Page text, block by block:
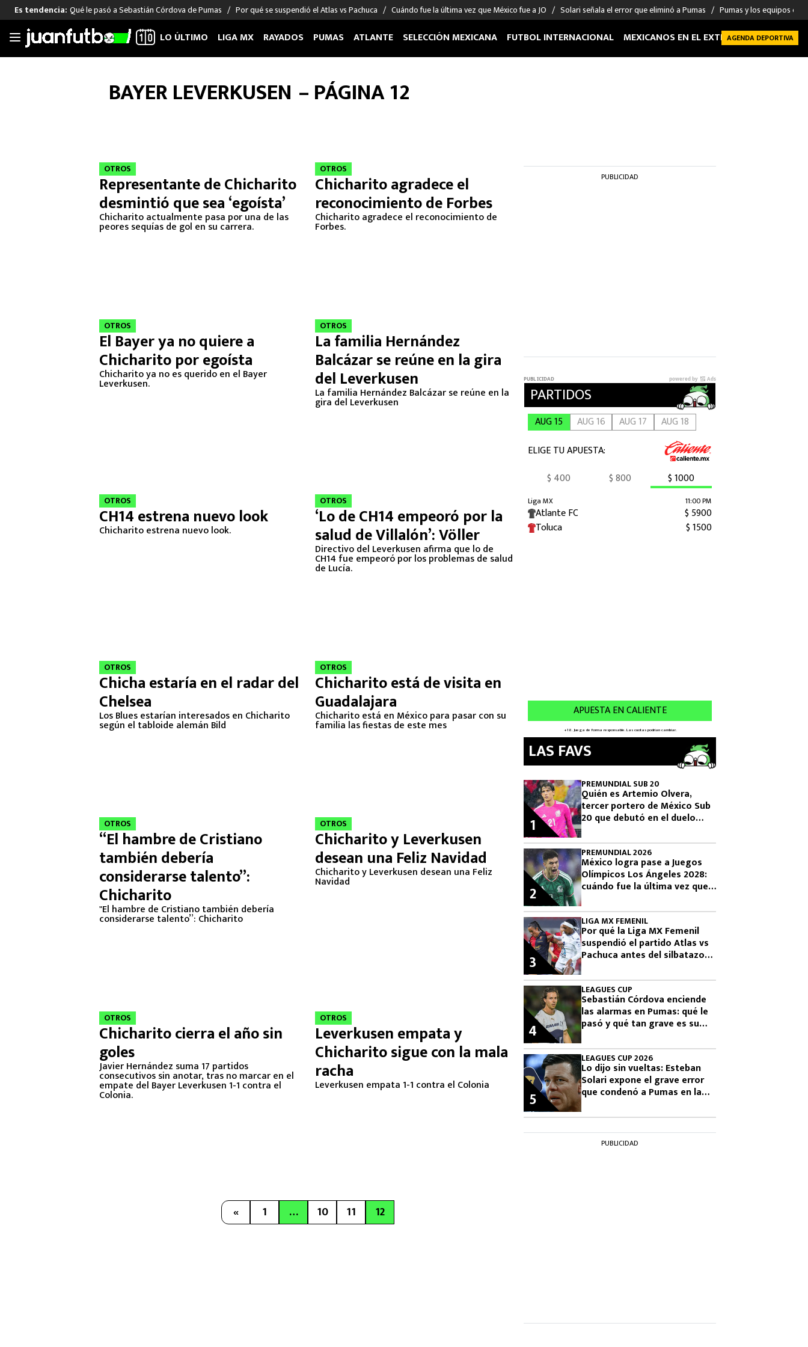
Saltar
Es tendencia: Qué le pasó a Sebastián Córdova de Pumas Por qué se suspendió el Atlas vs Pachuca Cuándo fue la última vez que México fue a JO Solari señala el error que eliminó a Pumas Pumas y los equipos
Chivas de Guadalajara
Liga MX Femenil
Las Noticias
Real Madrid
Barcelona
Las Noticias
Santiago Giménez
Rodrigo Huescas
Keylor Navas
Más deportes
LO ÚLTIMO LIGA MX RAYADOS PUMAS ATLANTE SELECCIÓN MEXICANA FUTBOL INTERNACIONAL MEXICANOS EN EL EXTRANJERO FUTBOL
AGENDA DEPORTIVA
BAYER LEVERKUSEN – PÁGINA 12
OTROS
Representante de Chicharito
desmintió que sea ‘egoísta’
Chicharito actualmente pasa por una de las
peores sequías de gol en su carrera.
OTROS
Chicharito agradece el
reconocimiento de Forbes
Chicharito agradece el reconocimiento de
Forbes.
OTROS
El Bayer ya no quiere a
Chicharito por egoísta
Chicharito ya no es querido en el Bayer
Leverkusen.
OTROS
La familia Hernández
Balcázar se reúne en la gira
del Leverkusen
La familia Hernández Balcázar se reúne en la
gira del Leverkusen
OTROS
CH14 estrena nuevo look
Chicharito estrena nuevo look.
OTROS
‘Lo de CH14 empeoró por la
salud de Villalón’: Völler
Directivo del Leverkusen afirma que lo de
CH14 fue empeoró por los problemas de salud
de Lucía.
OTROS
Chicha estaría en el radar del
Chelsea
Los Blues estarían interesados en Chicharito
según el tabloide alemán Bild
OTROS
Chicharito está de visita en
Guadalajara
Chicharito está en México para pasar con su
familia las fiestas de este mes
OTROS
“El hambre de Cristiano
también debería
considerarse talento”:
Chicharito
"El hambre de Cristiano también debería
considerarse talento”: Chicharito
OTROS
Chicharito y Leverkusen
desean una Feliz Navidad
Chicharito y Leverkusen desean una Feliz
Navidad
OTROS
Chicharito cierra el año sin
goles
Javier Hernández suma 17 partidos
consecutivos sin anotar, tras no marcar en el
empate del Bayer Leverkusen 1-1 contra el
Colonia.
OTROS
Leverkusen empata y
Chicharito sigue con la mala
racha
Leverkusen empata 1-1 contra el Colonia
« 1 … 10 11 12
PUBLICIDAD
LAS FAVS
PREMUNDIAL SUB 20
Quién es Artemio Olvera,
tercer portero de México Sub
20 que debutó en el duelo
olímpico
1
PREMUNDIAL 2026
México logra pase a Juegos
Olímpicos Los Ángeles 2028:
cuándo fue la última vez que
2
LIGA MX FEMENIL
Por qué la Liga MX Femenil
suspendió el partido Atlas vs
Pachuca antes del silbatazo
3
LEAGUES CUP
Sebastián Córdova enciende
las alarmas en Pumas: qué le
pasó y qué tan grave es su
4
LEAGUES CUP 2026
Lo dijo sin vueltas: Esteban
Solari expone el grave error
que condenó a Pumas en la
5
PUBLICIDAD